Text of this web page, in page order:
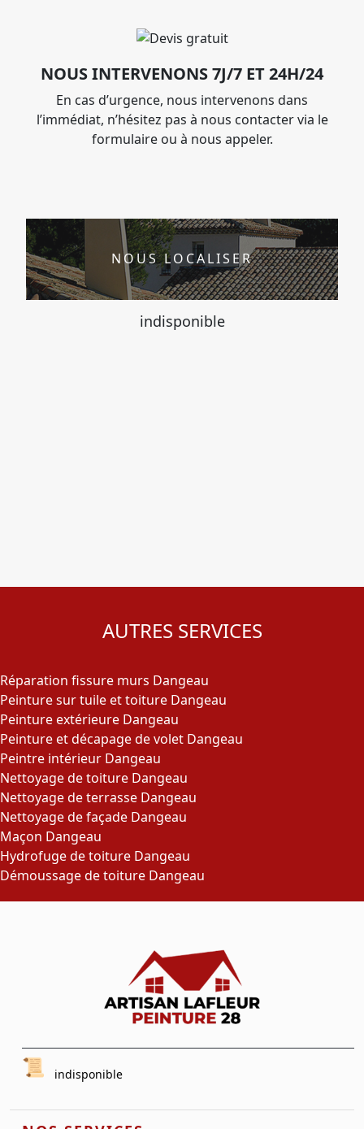
NOUS INTERVENONS 7J/7 ET 24H/24
En cas d’urgence, nous intervenons dans
l’immédiat, n’hésitez pas à nous contacter via le
formulaire ou à nous appeler.
NOUS LOCALISER
indisponible
AUTRES SERVICES
Réparation fissure murs Dangeau
Peinture sur tuile et toiture Dangeau
Peinture extérieure Dangeau
Peinture et décapage de volet Dangeau
Peintre intérieur Dangeau
Nettoyage de toiture Dangeau
Nettoyage de terrasse Dangeau
Nettoyage de façade Dangeau
Maçon Dangeau
Hydrofuge de toiture Dangeau
Démoussage de toiture Dangeau
indisponible